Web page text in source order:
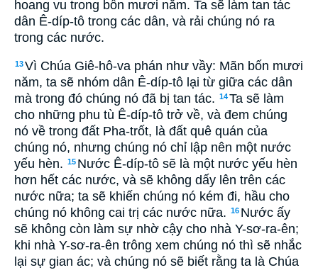
hoang vu trong bốn mươi năm. Ta sẽ làm tan tác
dân Ê-díp-tô trong các dân, và rải chúng nó ra
trong các nước.
13Vì Chúa Giê-hô-va phán như vầy: Mãn bốn mươi
năm, ta sẽ nhóm dân Ê-díp-tô lại từ giữa các dân
mà trong đó chúng nó đã bị tan tác. 14Ta sẽ làm
cho những phu tù Ê-díp-tô trở về, và đem chúng
nó về trong đất Pha-trốt, là đất quê quán của
chúng nó, nhưng chúng nó chỉ lập nên một nước
yếu hèn. 15 Nước Ê-díp-tô sẽ là một nước yếu hèn
hơn hết các nước, và sẽ không dấy lên trên các
nước nữa; ta sẽ khiến chúng nó kém đi, hầu cho
chúng nó không cai trị các nước nữa. 16 Nước ấy
sẽ không còn làm sự nhờ cậy cho nhà Y-sơ-ra-ên;
khi nhà Y-sơ-ra-ên trông xem chúng nó thì sẽ nhắc
lại sự gian ác; và chúng nó sẽ biết rằng ta là Chúa